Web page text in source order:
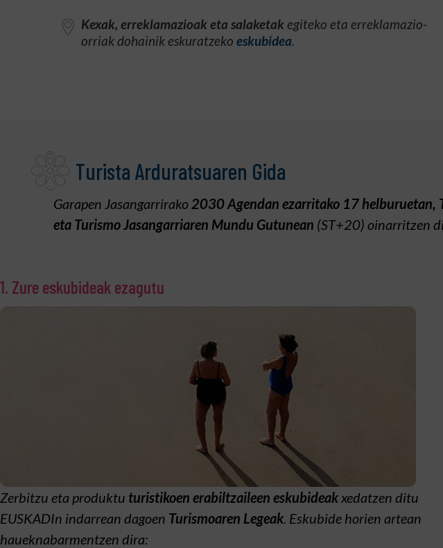
Kexak, erreklamazioak eta salaketakegiteko eta erreklamazio-
orriak dohainik eskuratzeko eskubidea.
Turista Arduratsuaren Gida
Garapen Jasangarrirako2030 Agendan ezarritako 17 helburuetan,
eta Turismo Jasangarriaren Mundu Gutunean (ST+20) oinarritzen
1. Zure eskubideak ezagutu
Zerbitzu eta produktu turistikoen erabiltzaileen eskubideakxedatzen ditu
EUSKADIn indarrean dagoen Turismoaren Legeak. Eskubide horien artean
haueknabarmentzen dira: